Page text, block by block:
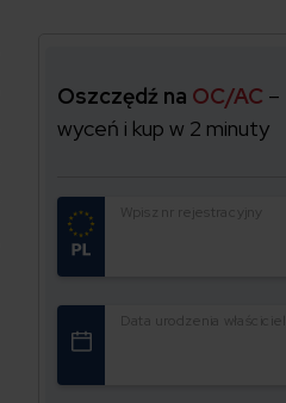
Oszczędź na OC/AC –
wyceń i kup w 2 minuty
Wpisz nr rejestracyjny
Data urodzenia właściciela